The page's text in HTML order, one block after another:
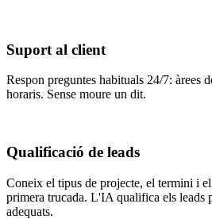
Suport al client
Respon preguntes habituals 24/7: àrees
horaris. Sense moure un dit.
Qualificació de leads
Coneix el tipus de projecte, el termini i el
primera trucada. L'IA qualifica els leads
adequats.